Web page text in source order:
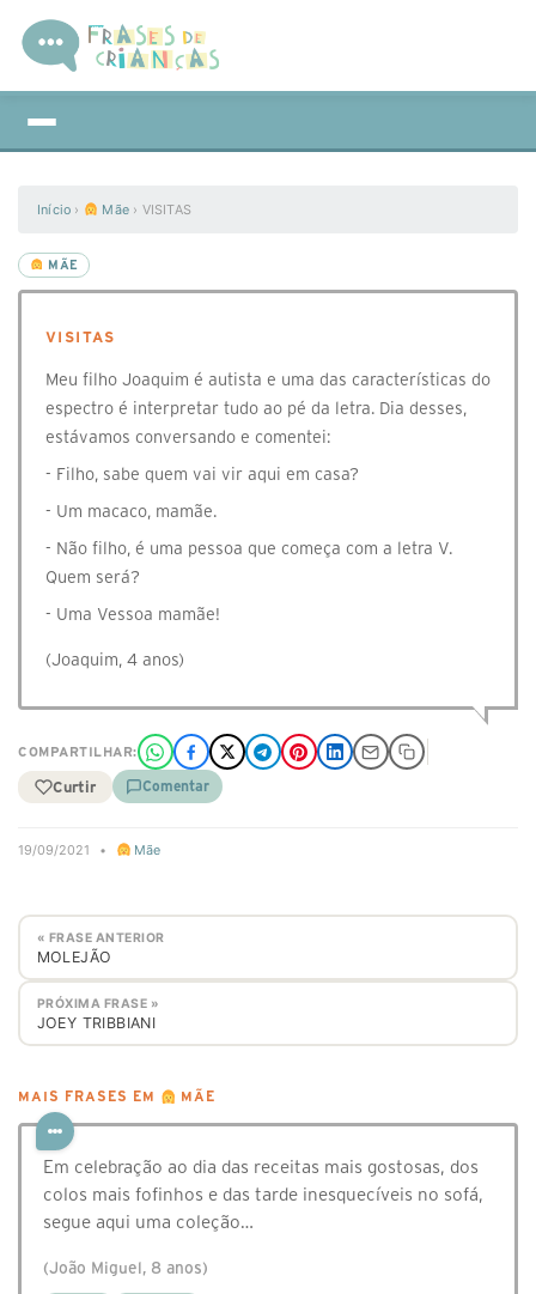
Início › Mãe › VISITAS
MÃE
VISITAS
Meu filho Joaquim é autista e uma das características do
espectro é interpretar tudo ao pé da letra. Dia desses,
estávamos conversando e comentei:
- Filho, sabe quem vai vir aqui em casa?
- Um macaco, mamãe.
- Não filho, é uma pessoa que começa com a letra V.
Quem será?
- Uma Vessoa mamãe!
(Joaquim, 4 anos)
COMPARTILHAR:
Curtir Comentar
19/09/2021 • Mãe
« FRASE ANTERIOR
MOLEJÃO
PRÓXIMA FRASE »
JOEY TRIBBIANI
MAIS FRASES EM MÃE
Em celebração ao dia das receitas mais gostosas, dos
colos mais fofinhos e das tarde inesquecíveis no sofá,
segue aqui uma coleção…
(João Miguel, 8 anos)